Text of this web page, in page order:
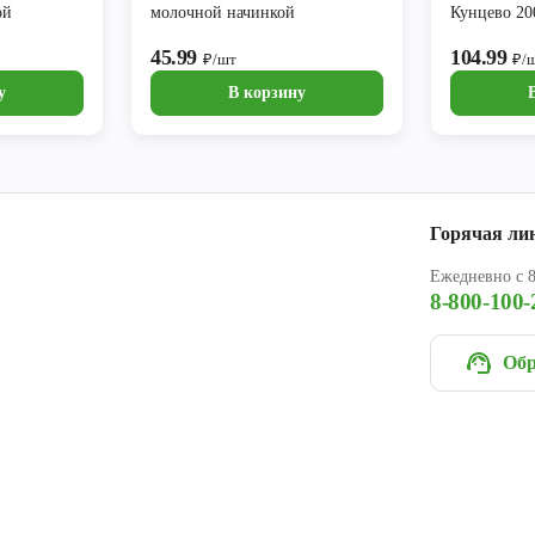
молочной начинкой
45.99 ₽/шт
В корзину
Кунцево
104.99₽/
Горячая
Ежедневно с
8-800-